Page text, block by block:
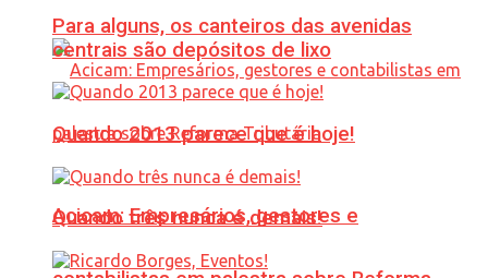
Acicam: Empresários, gestores e
Para alguns, os canteiros das avenidas
centrais são depósitos de lixo
Quando 2013 parece que é hoje!
Quando três nunca é demais!